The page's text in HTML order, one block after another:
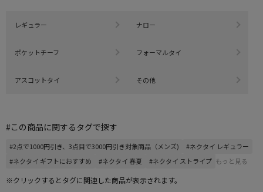
レギュラー ナロー
ポケットチーフ フォーマルタイ
アスコットタイ その他
#この商品に関するタグで探す
#2点で1000円引き、3点目で3000円引き対象商品（メンズ)
#ネクタイ レギュラー
#ネクタイ ギフトにおすすめ
#ネクタイ 春夏 #ネクタイ ストライプ もっと見る
※クリックするとタグに関連した商品が表示されます。